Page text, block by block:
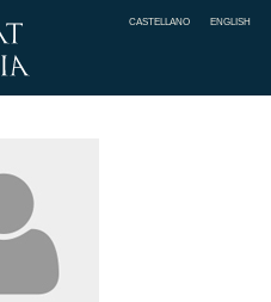
CASTELLANO ENGLISH